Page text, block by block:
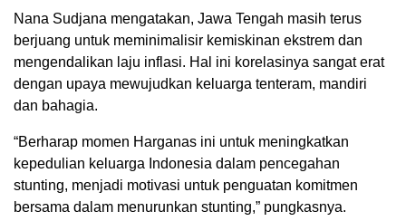
Nana Sudjana mengatakan, Jawa Tengah masih terus
berjuang untuk meminimalisir kemiskinan ekstrem dan
mengendalikan laju inflasi. Hal ini korelasinya sangat erat
dengan upaya mewujudkan keluarga tenteram, mandiri
dan bahagia.
“Berharap momen Harganas ini untuk meningkatkan
kepedulian keluarga Indonesia dalam pencegahan
stunting, menjadi motivasi untuk penguatan komitmen
bersama dalam menurunkan stunting,” pungkasnya.